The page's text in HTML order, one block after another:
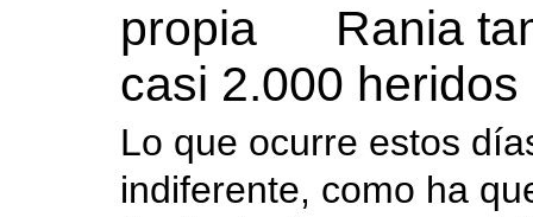
Rania
casi 2.000
Lo que ocurre estos
indiferente, como ha